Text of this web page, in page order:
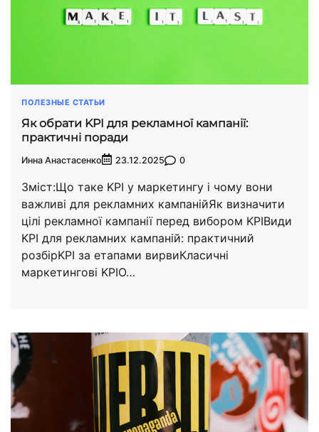
ПОЛЕЗНЫЕ СТАТЬИ
Як обрати KPI для рекламної кампанії:
практичні поради
Инна Анастасенко 23.12.2025 0
Зміст:Що таке KPI у маркетингу і чому вони
важливі для рекламних кампанійЯк визначити
цілі рекламної кампанії перед вибором KPIВиди
KPI для рекламних кампаній: практичний
розбірKPI за етапами вирвиКласичні
маркетингові KPIО…